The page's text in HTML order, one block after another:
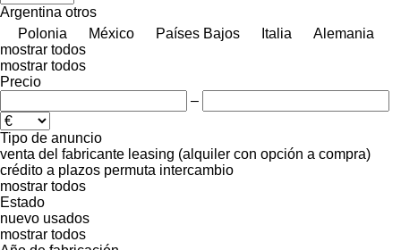
Argentina otros
Polonia
México Países Bajos Italia
Alemania
mostrar todos
mostrar todos
Precio
–
Tipo de anuncio
venta del fabricante leasing (alquiler con opción a compra)
crédito a plazos permuta intercambio
mostrar todos
Estado
nuevo usados
mostrar todos